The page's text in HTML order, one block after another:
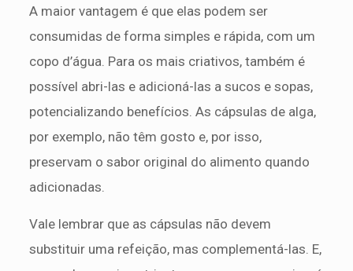
A maior vantagem é que elas podem ser
consumidas de forma simples e rápida, com um
copo d’água. Para os mais criativos, também é
possível abri-las e adicioná-las a sucos e sopas,
potencializando benefícios. As cápsulas de alga,
por exemplo, não têm gosto e, por isso,
preservam o sabor original do alimento quando
adicionadas.
Vale lembrar que as cápsulas não devem
substituir uma refeição, mas complementá-las. E,